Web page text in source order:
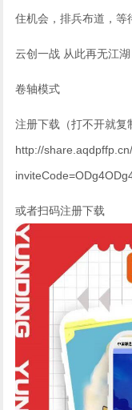
住机会，排兵布道，等
云创一战 从此再无江湖
卷轴模式
注册下载（打不开就复
http://
或者扫码注册下载